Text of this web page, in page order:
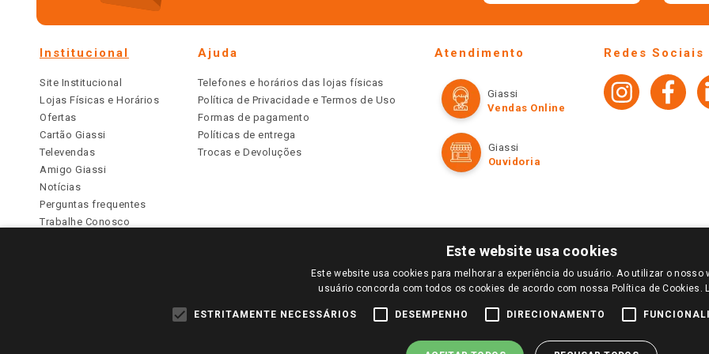
Institucional
Site Institucional
Lojas Físicas e Horários
Ofertas
Cartão Giassi
Televendas
Amigo Giassi
Notícias
Perguntas frequentes
Trabalhe Conosco
Ajuda
Telefones e horários das lojas físicas
Política de Privacidade e Termos de Uso
Formas de pagamento
Políticas de entrega
Trocas e Devoluções
Atendimento
Giassi
Vendas Online
Giassi
Ouvidoria
Redes Sociais
PARA VER OS PREÇOS DA SUA REGIÃO, FAÇA LOGIN E SELECIONE A LOJA DE SUA PREFERÊNCIA. SOMENTE APÓS O LOGIN, OS PREÇOS
TODOS OS PREÇOS E CONDIÇÕES COMERCIAIS DESTE SITE SÃO VÁLIDOS APENAS PARA COMPRAS REALIZADAS NO GIASSI.COM.BR E NA LOJA
DE BUSCAS.
Este website usa cookies
Este website usa cookies para melhorar a experiência do usuário. Ao utilizar o nosso
usuário concorda com todos os cookies de acordo com nossa Política de Cookies.
ESTRITAMENTE NECESSÁRIOS DESEMPENHO DIRECIONAMENTO